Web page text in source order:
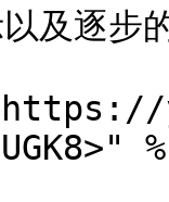
及逐步